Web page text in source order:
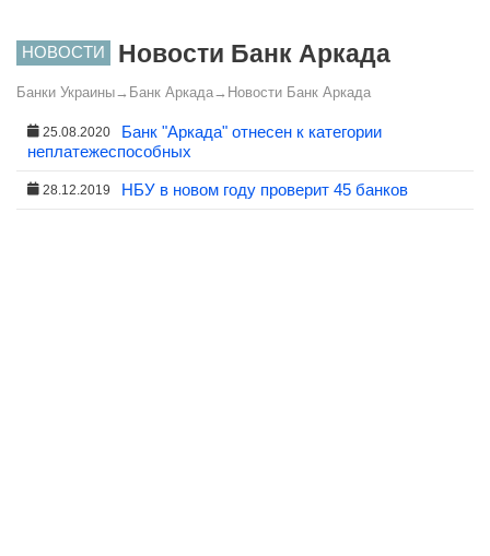
НОВОСТИ Новости Банк Аркада
Банки Украины→ Банк Аркада→ Новости Банк Аркада
25.08.2020
Банк "Аркада" отнесен к категории
неплатежеспособных
28.12.2019 НБУ в новом году проверит 45 банков